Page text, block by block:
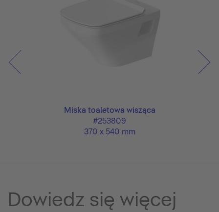
Miska toaletowa wisząca
#253809
370 x 540 mm
Dowiedz się więcej